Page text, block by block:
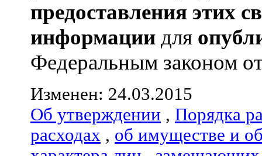
предоставления этих
информации для
Федеральным законом
Изменен: 24.03.2015
Об утверждении , Порядка
расходах , об имуществе и